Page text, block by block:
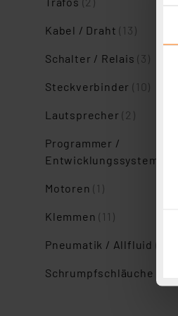
Kabel / Draht(13)
Schalter / Relais(3)
Steckverbinder(10)
Lautsprecher(2)
Programmer /
Entwicklungssysteme
Motoren(1)
Klemmen(11)
Pneumatik / Allfluid (1)
Schrumpfschläuche